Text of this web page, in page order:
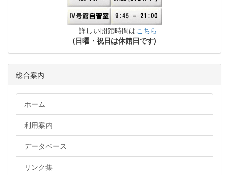
詳しい開館時間はこちら
(日曜・祝日は休館日です)
総合案内
ホーム
利用案内
データベース
リンク集